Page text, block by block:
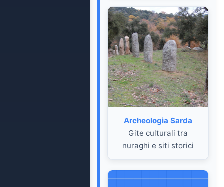
Archeologia Sarda
Gite culturali tra
nuraghi e siti storici